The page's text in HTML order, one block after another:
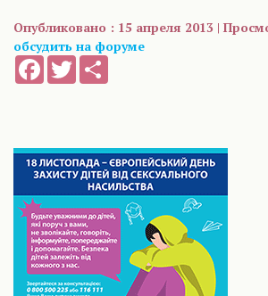
Опубликовано : 15 апреля 2013 |
обсудить на форуме
FacebookTwitter